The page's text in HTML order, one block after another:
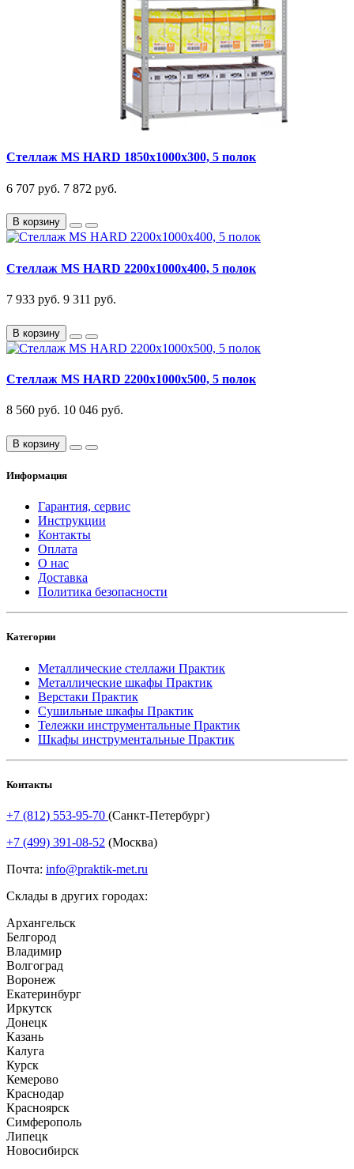
Стеллаж MS HARD 1850х1000х300, 5 полок
6 707 руб. 7 872 руб.
В корзину
Стеллаж MS HARD 2200х1000х400, 5 полок
7 933 руб. 9 311 руб.
В корзину
Стеллаж MS HARD 2200х1000х500, 5 полок
8 560 руб. 10 046 руб.
В корзину
Информация
Гарантия, сервис
Инструкции
Контакты
Оплата
О нас
Доставка
Политика безопасности
Категории
Металлические стеллажи Практик
Металлические шкафы Практик
Верстаки Практик
Сушильные шкафы Практик
Тележки инструментальные Практик
Шкафы инструментальные Практик
Контакты
+7 (812) 553-95-70 (Санкт-Петербург)
+7 (499) 391-08-52 (Москва)
Почта: info@praktik-met.ru
Склады в других городах:
Архангельск
Белгород
Владимир
Волгоград
Воронеж
Екатеринбург
Иркутск
Донецк
Казань
Калуга
Курск
Кемерово
Краснодар
Красноярск
Симферополь
Липецк
Новосибирск